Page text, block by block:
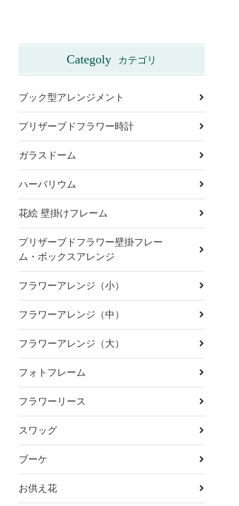
Categoly カテゴリ
ブック型アレンジメント
プリザーブドフラワー時計
ガラスドーム
ハーバリウム
花絵 壁掛けフレーム
プリザーブドフラワー壁掛フレー
ム・ボックスアレンジ
フラワーアレンジ（小）
フラワーアレンジ（中）
フラワーアレンジ（大）
フォトフレーム
フラワーリース
スワッグ
ブーケ
お供え花